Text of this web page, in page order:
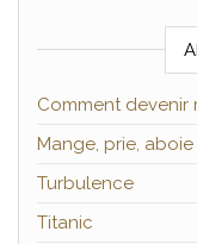
Comment devenir
Mange, prie, aboie
Turbulence
Titanic